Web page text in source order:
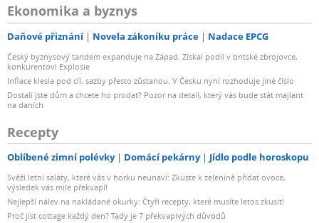
Ekonomika a byznys
Daňové přiznání Novela zákoníku práce Nadace EPCG
Český byznysový tandem expanduje na Západ. Získal podíl v britské zbrojovce,
konkurentovi Explosie
Inflace klesla pod cíl, sazby přesto zůstanou. V Česku nyní rozhoduje jiné číslo
Dostali jste dům a chcete ho prodat? Pozor na detail, který vás bude stát majlant
na daních
Recepty
Oblíbené zimní polévky Domácí pekárny Jídlo podle horoskopu
Svěží letní saláty, které vás v horku neunaví: Zkuste k zelenině přidat ovoce,
výsledek vás mile překvapí!
Nejlepší nálev na nakládané okurky: Čtyři recepty, které musíte letos zkusit!
Proč jíst cottage každý den? Tady je 7 překvapivých důvodů